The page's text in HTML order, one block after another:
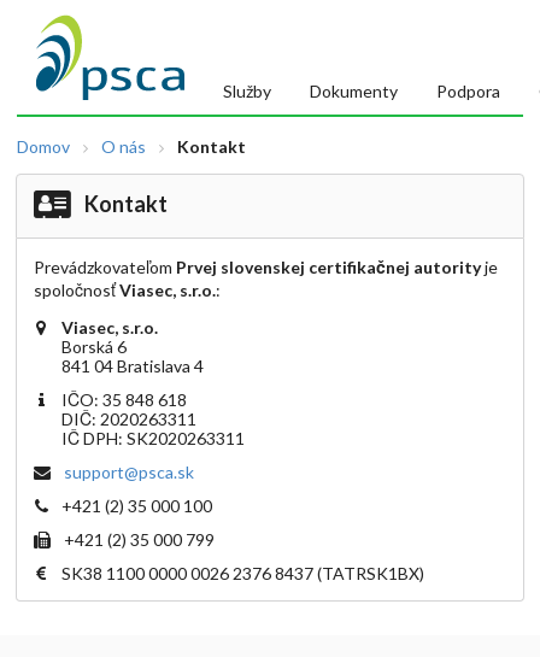
Služby Dokumenty Podpora
Domov O nás Kontakt
Kontakt
Prevádzkovateľom Prvej slovenskej certifikačnej autorityje
spoločnosťViasec, s.r.o.:
Viasec, s.r.o.
Borská 6
841 04 Bratislava 4
IČO: 35 848 618
DIČ: 2020263311
IČ DPH: SK2020263311
support@psca.sk
+421 (2) 35 000 100
+421 (2) 35 000 799
SK38 1100 0000 0026 2376 8437 (TATRSK1BX)